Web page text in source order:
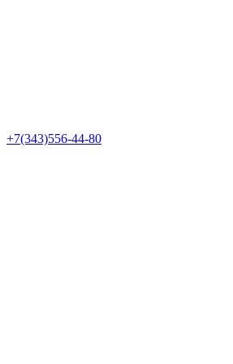
+7(343)556-44-80